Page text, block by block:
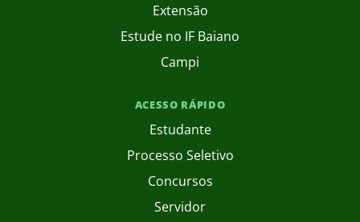
Extensão
Estude no IF Baiano
Campi
ACESSO RÁPIDO
Estudante
Processo Seletivo
Concursos
Servidor